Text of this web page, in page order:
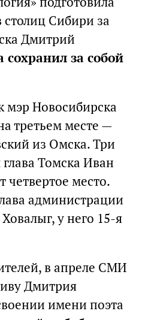
столиц Сибири за
Дмитрий
сохранил за собой
мэр Новосибирска
третьем месте —
из Омска. Три
Томска Иван
четвертое место.
администрации
у него 15-я
в апреле СМИ
Дмитрия
имени поэта